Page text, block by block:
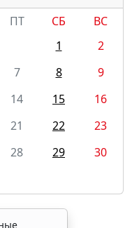
ПТ СБ
ВС
1
2
7 8
9
14 15
16
21 22
23
28 29
30